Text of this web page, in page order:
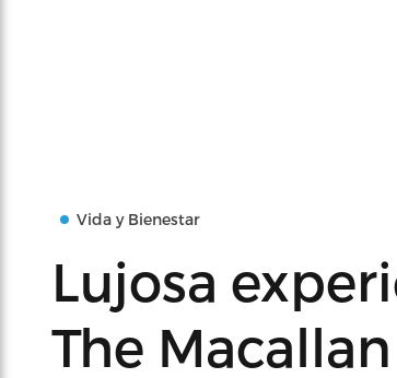
Vida y Bienestar
Lujosa
The